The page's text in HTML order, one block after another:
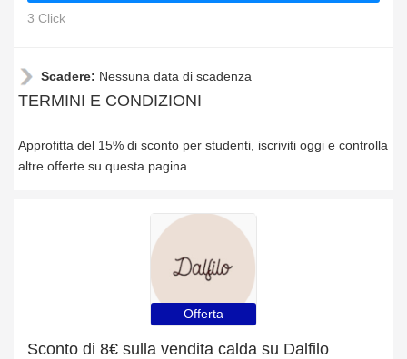
3 Click
Scadere: Nessuna data di scadenza
TERMINI E CONDIZIONI
Approfitta del 15% di sconto per studenti, iscriviti oggi e controlla
altre offerte su questa pagina
Offerta
Sconto di 8€ sulla vendita calda su Dalfilo